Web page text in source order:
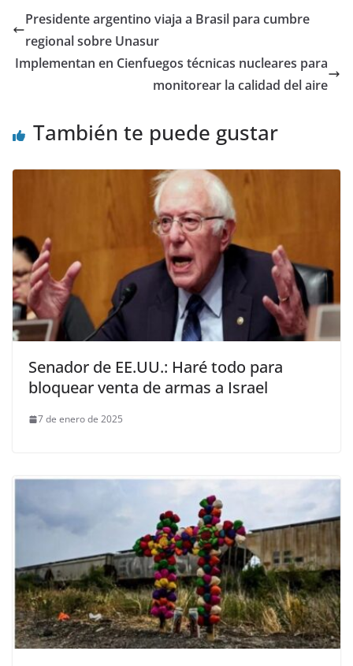
Presidente argentino viaja a Brasil para cumbre
regional sobre Unasur
Implementan en Cienfuegos técnicas nucleares para
monitorear la calidad del aire
También te puede gustar
Senador de EE.UU.: Haré todo para
bloquear venta de armas a Israel
7 de enero de 2025